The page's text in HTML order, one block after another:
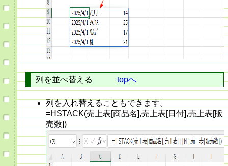
列を並べ替える topへ
列を入れ替えることもできます。
=HSTACK(売上表[商品名],売上表[日付],売上表[販
売数])